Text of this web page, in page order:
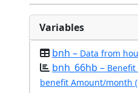
Variables
bnh – Data from
bnh_66hb –
benefit Amount/month